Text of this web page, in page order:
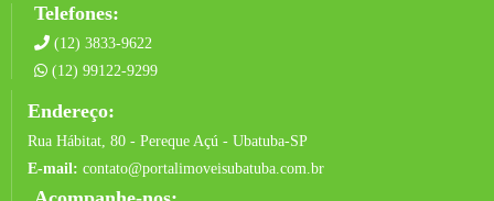
Telefones:
(12) 3833-9622
(12) 99122-9299
Endereço:
Rua Hábitat, 80 - Pereque Açú - Ubatuba-SP
E-mail: contato@portalimoveisubatuba.com.br